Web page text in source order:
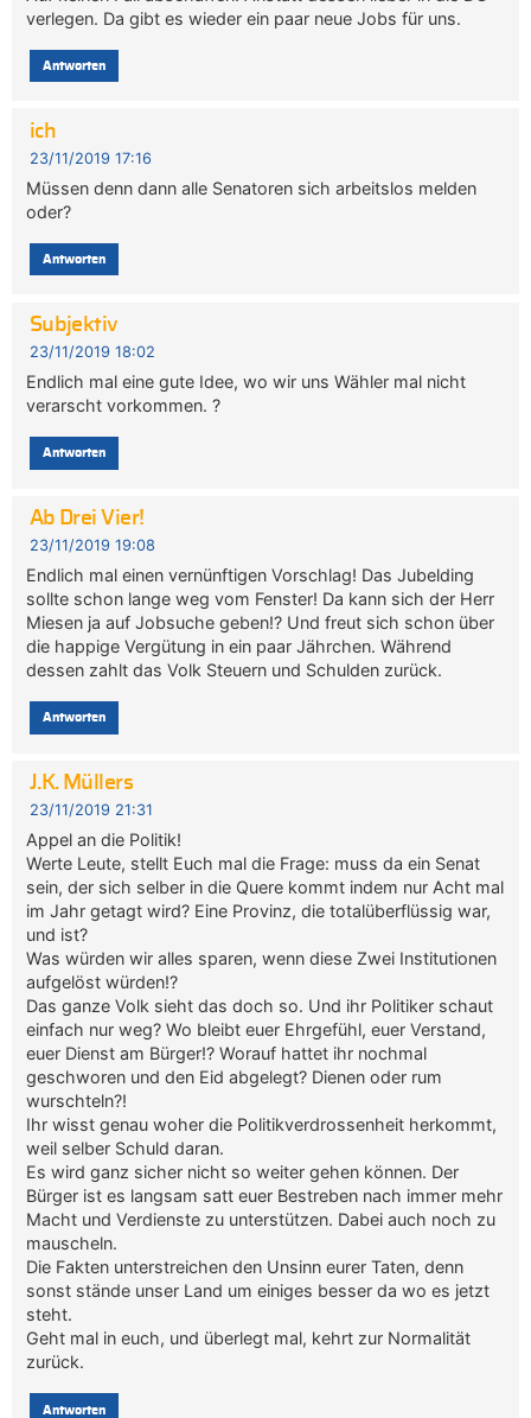
verlegen. Da gibt es wieder ein paar neue Jobs für uns.
Antworten
ich
23/11/2019 17:16
Müssen denn dann alle Senatoren sich arbeitslos melden
oder?
Antworten
Subjektiv
23/11/2019 18:02
Endlich mal eine gute Idee, wo wir uns Wähler mal nicht
verarscht vorkommen. ?
Antworten
Ab Drei Vier!
23/11/2019 19:08
Endlich mal einen vernünftigen Vorschlag! Das Jubelding
sollte schon lange weg vom Fenster! Da kann sich der Herr
Miesen ja auf Jobsuche geben!? Und freut sich schon über
die happige Vergütung in ein paar Jährchen. Während
dessen zahlt das Volk Steuern und Schulden zurück.
Antworten
J.K. Müllers
23/11/2019 21:31
Appel an die Politik!
Werte Leute, stellt Euch mal die Frage: muss da ein Senat
sein, der sich selber in die Quere kommt indem nur Acht mal
im Jahr getagt wird? Eine Provinz, die totalüberflüssig war,
und ist?
Was würden wir alles sparen, wenn diese Zwei Institutionen
aufgelöst würden!?
Das ganze Volk sieht das doch so. Und ihr Politiker schaut
einfach nur weg? Wo bleibt euer Ehrgefühl, euer Verstand,
euer Dienst am Bürger!? Worauf hattet ihr nochmal
geschworen und den Eid abgelegt? Dienen oder rum
wurschteln?!
Ihr wisst genau woher die Politikverdrossenheit herkommt,
weil selber Schuld daran.
Es wird ganz sicher nicht so weiter gehen können. Der
Bürger ist es langsam satt euer Bestreben nach immer mehr
Macht und Verdienste zu unterstützen. Dabei auch noch zu
mauscheln.
Die Fakten unterstreichen den Unsinn eurer Taten, denn
sonst stände unser Land um einiges besser da wo es jetzt
steht.
Geht mal in euch, und überlegt mal, kehrt zur Normalität
zurück.
Antworten